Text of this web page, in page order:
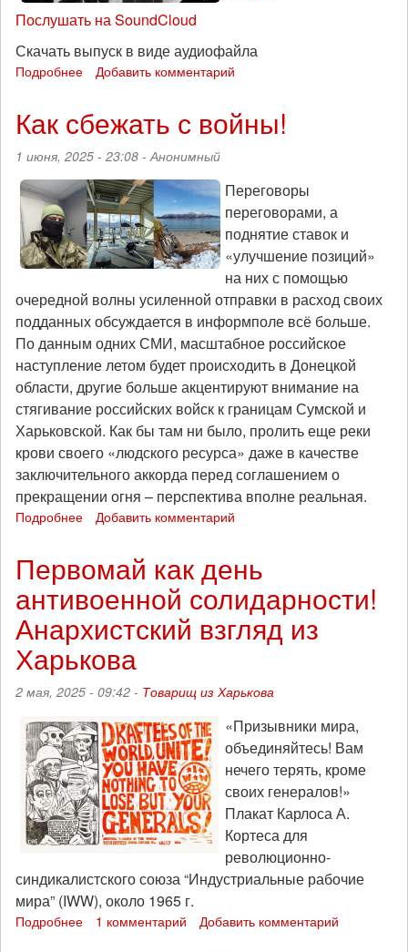
Послушать на SoundCloud
Скачать выпуск в виде аудиофайла
Подробнее
е!
порядка
и
хаоса»,
эпизод
247
Добавить комментарий
Как сбежать с войны!
1 июня, 2025 - 23:08 -Анонимный
Переговоры
переговорами, а
поднятие ставок и
«улучшение позиций»
на них с помощью
очередной волны усиленной отправки в расход своих
подданных обсуждается в информполе всё больше.
По данным одних СМИ, масштабное российское
наступление летом будет происходить в Донецкой
области, другие больше акцентируют внимание на
стягивание российских войск к границам Сумской и
Харьковской. Как бы там ни было, пролить еще реки
крови своего «людского ресурса» даже в качестве
заключительного аккорда перед соглашением о
прекращении огня – перспектива вполне реальная.
Подробнее
с
Добавить комментарий
Первомай как день
антивоенной солидарности!
Анархистский взгляд из
Харькова
2 мая, 2025 - 09:42 - Товарищ из Харькова
«Призывники мира,
объединяйтесь! Вам
нечего терять, кроме
своих генералов!»
Плакат Карлоса А.
Кортеса для
революционно-
синдикалистского союза “Индустриальные рабочие
мира” (IWW), около 1965 г.
Подробнее 1 комментарий Добавить комментарий